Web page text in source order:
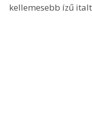
kellemesebb ízű